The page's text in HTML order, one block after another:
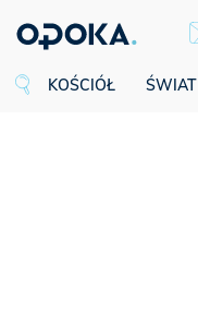
KOŚCIÓŁ ŚWIAT